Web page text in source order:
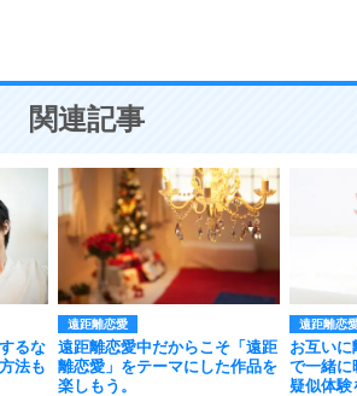
とが大切。
関連記事
るな
法も
遠距離恋愛
遠距離恋愛中だからこそ「遠距
離恋愛」をテーマにした作品を
楽しもう。
遠距離恋
お互い
で一緒に
疑似体験